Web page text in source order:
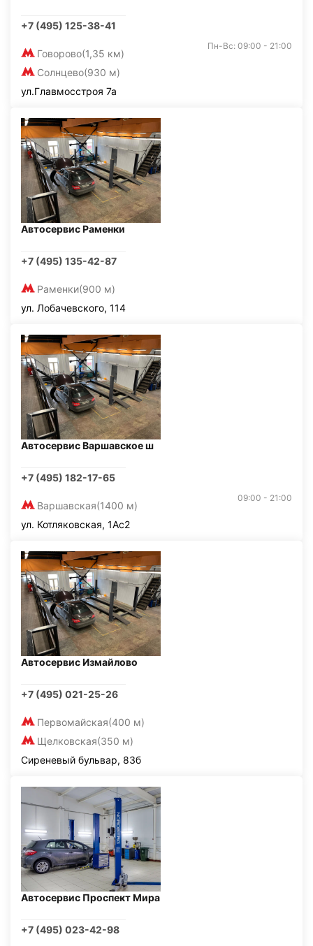
+7 (495) 125-38-41
Говорово(1,35 км)
Солнцево(930 м)
Пн-Вс: 09:00 - 21:00
ул.Главмосстроя 7а
Автосервис Раменки
+7 (495) 135-42-87
Раменки(900 м)
ул. Лобачевского, 114
Автосервис Варшавское ш
+7 (495) 182-17-65
Варшавская(1400 м)
09:00 - 21:00
ул. Котляковская, 1Ас2
Автосервис Измайлово
+7 (495) 021-25-26
Первомайская(400 м)
Щелковская(350 м)
Сиреневый бульвар, 83б
Автосервис Проспект Мира
+7 (495) 023-42-98